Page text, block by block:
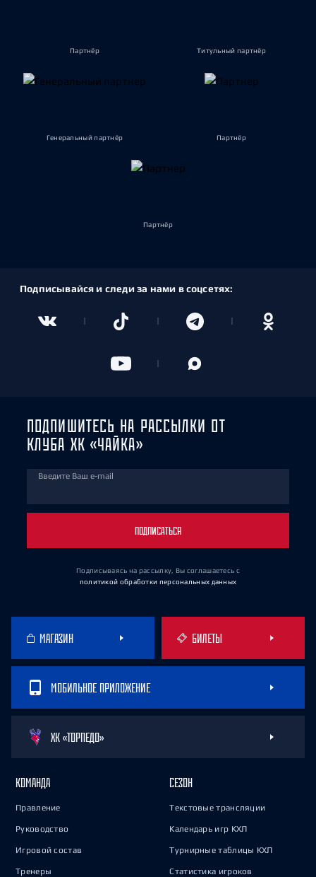
Партнёр Титульный партнёр
Генеральный партнёр Партнёр
Партнёр
Подписывайся и следи за нами в соцсетях:
ПОДПИШИТЕСЬ НА РАССЫЛКИ ОТ
КЛУБА ХК «ЧАЙКА»
Введите Ваш e-mail
ПОДПИСАТЬСЯ
Подписываясь на рассылку, Вы соглашаетесь с
политикой обработки персональных данных
МАГАЗИН БИЛЕТЫ
МОБИЛЬНОЕ ПРИЛОЖЕНИЕ
ХК «ТОРПЕДО»
КОМАНДА
Правление
Руководство
Игровой состав
Тренеры
СЕЗОН
Текстовые трансляции
Календарь игр КХЛ
Турнирные таблицы КХЛ
Статистика игроков